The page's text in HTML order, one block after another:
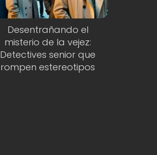
Desentrañando el
misterio de la vejez:
Detectives senior que
rompen estereotipos